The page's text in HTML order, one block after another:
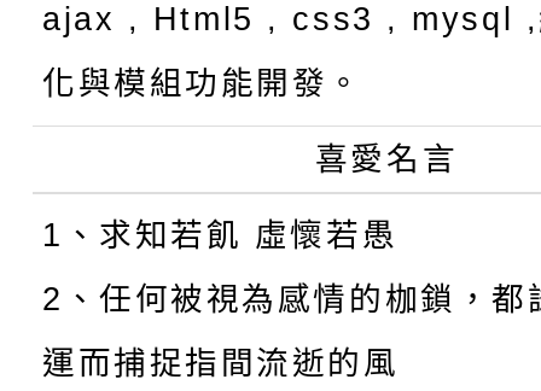
ajax , Html5 , css3 , mysql ,
化與模組功能開發。
喜愛名言
1、求知若飢 虛懷若愚
2、任何被視為感情的枷鎖，都
運而捕捉指間流逝的風